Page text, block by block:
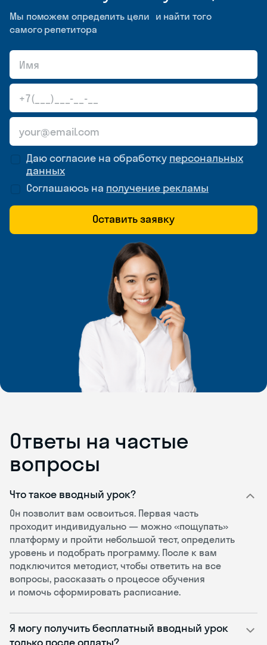
Мы поможем определить цели и найти того
самого репетитора
Даю согласие на обработку персональных
данных
Соглашаюсь на получение рекламы
Оставить заявку
Ответы на частые
вопросы
Что такое вводный урок?
Он позволит вам освоиться. Первая часть
проходит индивидуально — можно «пощупать»
платформу и пройти небольшой тест, определить
уровень и подобрать программу. После к вам
подключится методист, чтобы ответить на все
вопросы, рассказать о процессе обучения
и помочь сформировать расписание.
Я могу получить бесплатный вводный урок